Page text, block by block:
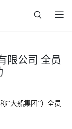
限公司 全员
“大船集团”）全员